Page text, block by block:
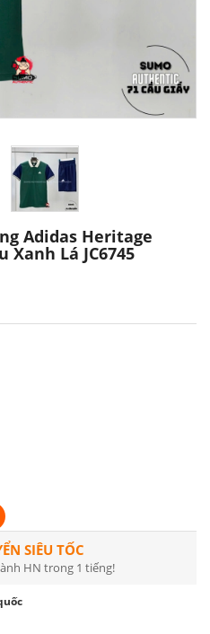
Adidas Heritage
Lá JC6745
SIÊU TỐC
HN trong 1 tiếng!